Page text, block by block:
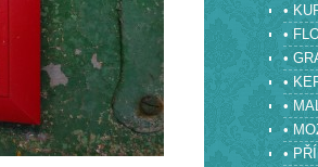
•
•
•
•
•
•
•